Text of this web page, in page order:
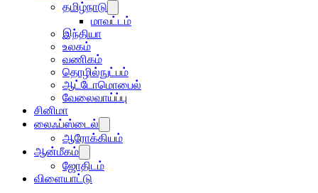
தமிழ்நாடு
மாவட்டம்
இந்தியா
உலகம்
வணிகம்
தொழில்நுட்பம்
ஆட்டோமொபைல்
வேலைவாய்ப்பு
சினிமா
லைஃப்ஸ்டைல்
ஆரோக்கியம்
ஆன்மீகம்
ஜோதிடம்
விளையாட்டு